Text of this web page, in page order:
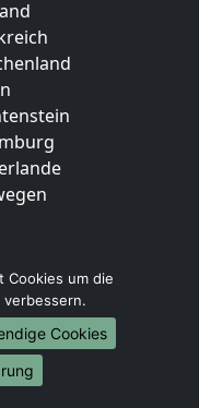
am Main
Cookies um die
Cookies